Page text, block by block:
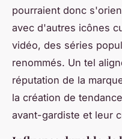
pourraient donc
avec d'autres icônes
vidéo, des séries
renommés. Un tel
réputation de la
la création de
avant-gardiste et leur